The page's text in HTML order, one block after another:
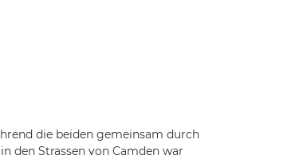
die beiden gemeinsam durch
den Strassen von Camden war